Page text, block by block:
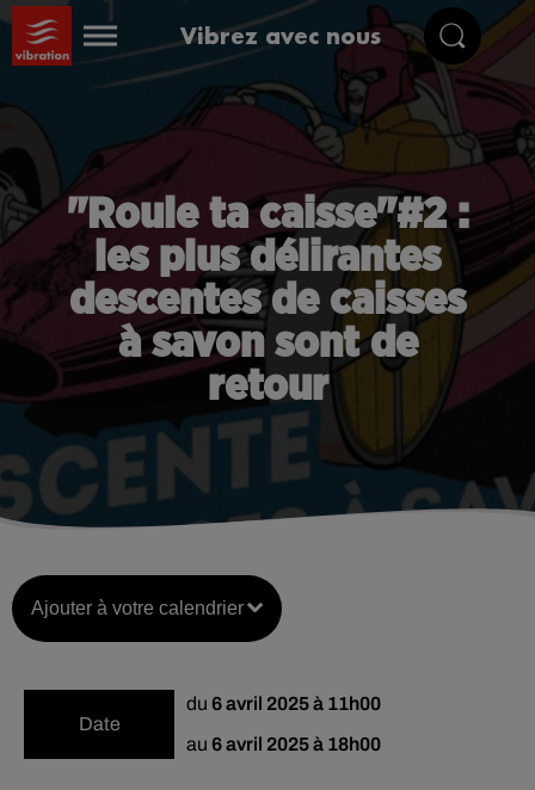
Vibrez avec nous
"Roule ta caisse"#2 :
les plus délirantes
descentes de caisses
à savon sont de
retour
Ajouter à votre calendrier
Date
du 6 avril 2025 à 11h00
au 6 avril 2025 à 18h00